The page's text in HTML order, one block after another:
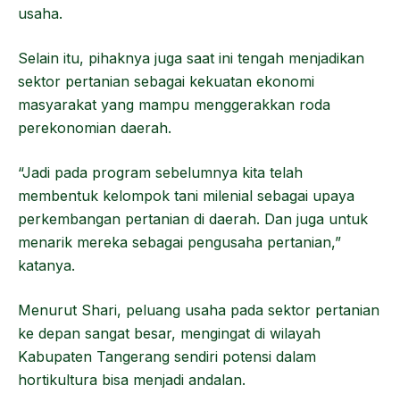
usaha.
Selain itu, pihaknya juga saat ini tengah menjadikan
sektor pertanian sebagai kekuatan ekonomi
masyarakat yang mampu menggerakkan roda
perekonomian daerah.
“Jadi pada program sebelumnya kita telah
membentuk kelompok tani milenial sebagai upaya
perkembangan pertanian di daerah. Dan juga untuk
menarik mereka sebagai pengusaha pertanian,”
katanya.
Menurut Shari, peluang usaha pada sektor pertanian
ke depan sangat besar, mengingat di wilayah
Kabupaten Tangerang sendiri potensi dalam
hortikultura bisa menjadi andalan.